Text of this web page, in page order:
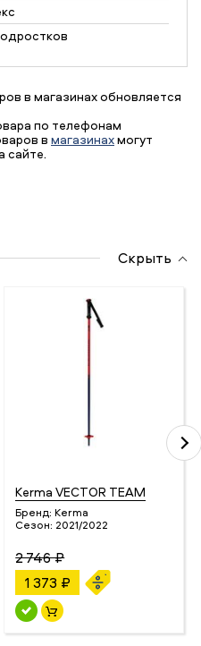
в магазинах обновляется
по телефонам
в магазинахмогут
сайте.
Скрыть
Kerma VECTOR TEAM
Бренд: Kerma
Сезон: 2021/2022
2 746 ₽
1 373 ₽